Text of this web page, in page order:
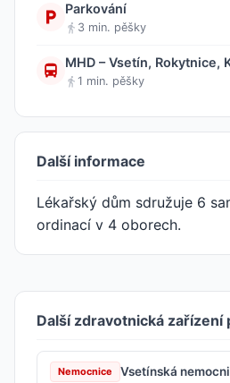
Parkování
3 min. pěšky
MHD – Vsetín, Rokytnice,
1 min. pěšky
Další informace
Lékařský dům sdružuje 6
ordinací v 4 oborech.
Další zdravotnická zařízení
Nemocnice Vsetínská